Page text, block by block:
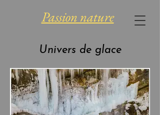
Passion nature
Univers de glace